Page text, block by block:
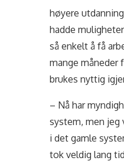
høyere
hadde
så enkelt å få
mange måneder
brukes nyttig
– Nå har
system, men jeg
i det gamle
tok veldig lang